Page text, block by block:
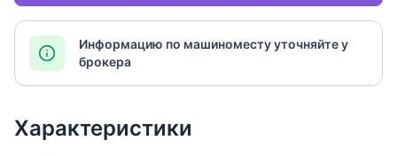
Информацию по машиноместу уточняйте у
брокера
Характеристики